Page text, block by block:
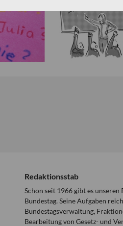
Redaktionsstab
Schon seit 1966 gibt es
Bundestag. Seine Aufgaben
Bundestagsverwaltung,
Bearbeitung von Gesetz- und